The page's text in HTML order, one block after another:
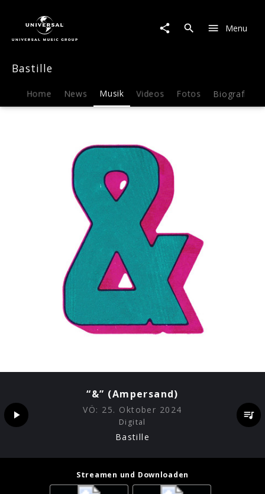
(Ampersand)
Menu
Bastille
Home News Musik Videos Fotos Biografie
“&” (Ampersand)
VÖ: 25. Oktober 2024
Digital
Bastille
Streamen und Downloaden